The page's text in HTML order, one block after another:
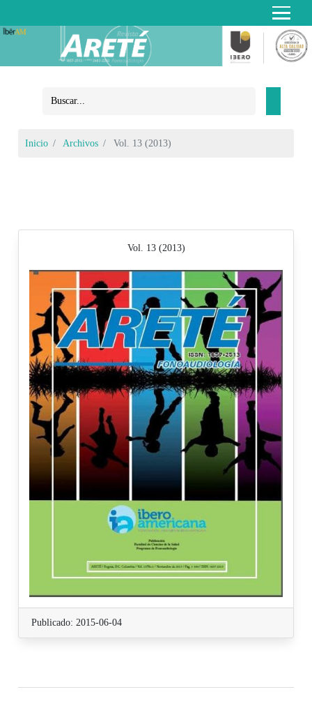
Inicio Archivos Vol. 13 (2013)
Vol. 13 (2013)
Publicado: 2015-06-04